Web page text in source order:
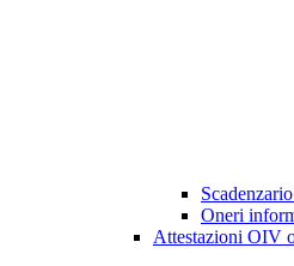
Oneri
Attestazioni OIV